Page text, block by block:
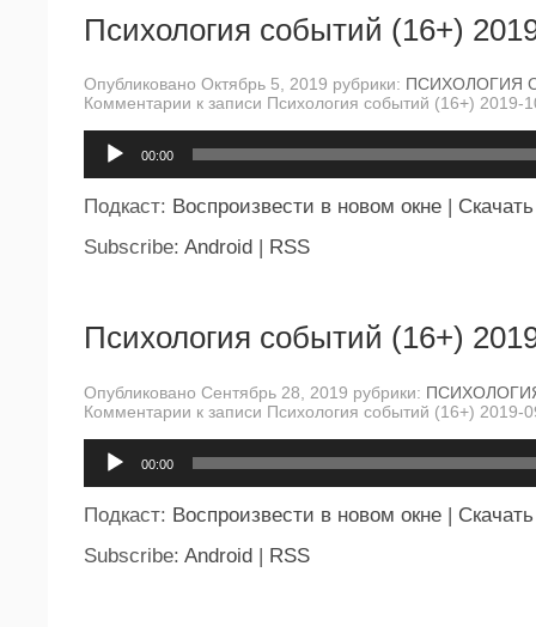
Психология событий (16+)
Опубликовано Октябрь 5, 2019 рубрики: ПСИХОЛОГИЯ
Комментарии к записи Психология событий (16+) 2019-
00:00
Подкаст: Воспроизвести в новом окне
Скачать
Subscribe: Android RSS
Психология событий (16+)
Опубликовано Сентябрь 28, 2019 рубрики:
Комментарии к записи Психология событий (16+) 2019-
00:00
Подкаст: Воспроизвести в новом окне | Скачать
Subscribe: Android | RSS